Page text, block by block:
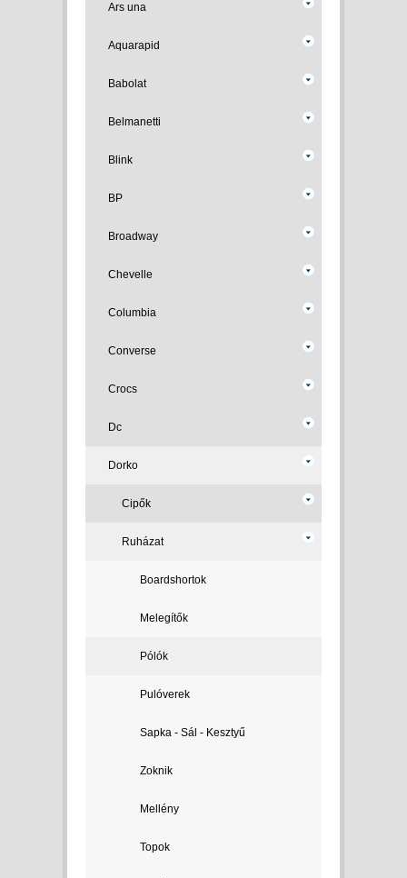
Ars una
Aquarapid
Babolat
Belmanetti
Blink
BP
Broadway
Chevelle
Columbia
Converse
Crocs
Dc
Dorko
Cipők
Ruházat
Boardshortok
Melegítők
Pólók
Pulóverek
Sapka - Sál - Kesztyű
Zoknik
Mellény
Topok